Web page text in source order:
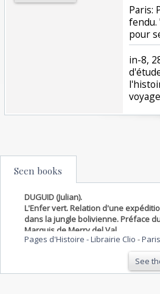
‎Paris:
fendu.
pour
‎in-8,
Seen books
DUGUID (Julian).
L'Enfer vert. Relation d'une
dans la jungle bolivienne. Préface
Marquis de Merry del Val.
Pages d'Histoire - Librairie Clio -Paris
See